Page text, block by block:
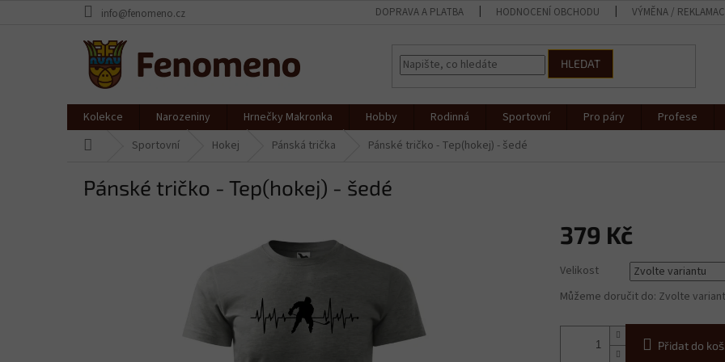
info@fenomeno.cz DOPRAVA A PLATBA HODNOCENÍ OBCHODU VÝMĚNA /
HLEDAT
Kolekce Narozeniny Hrnečky Makronka Hobby Rodinná Sportovní Pro páry Profese
Sportovní Hokej Pánská trička Pánské tričko - Tep(hokej) - šedé
Pánské tričko - Tep(hokej) - šedé
379 Kč
cena:
Velikost
Můžeme doručit do: Zvolte
Přidat do